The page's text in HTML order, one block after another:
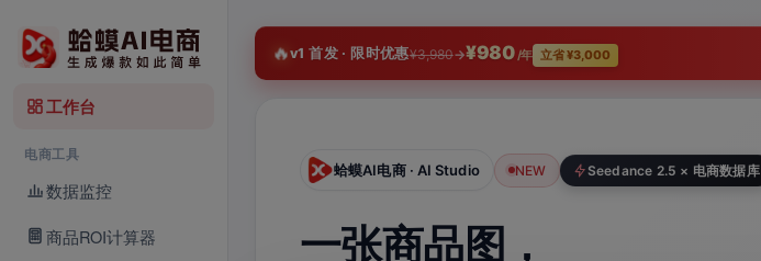
工作台
电商工具
数据监控
商品ROI计算器
🔥v1 首发 · 限时优惠¥3,980→¥980/年 立省 ¥3,000
蛤蟆AI电商 · AI Studio NEW Seedance 2.5 × 电商数据库
一张商品图，